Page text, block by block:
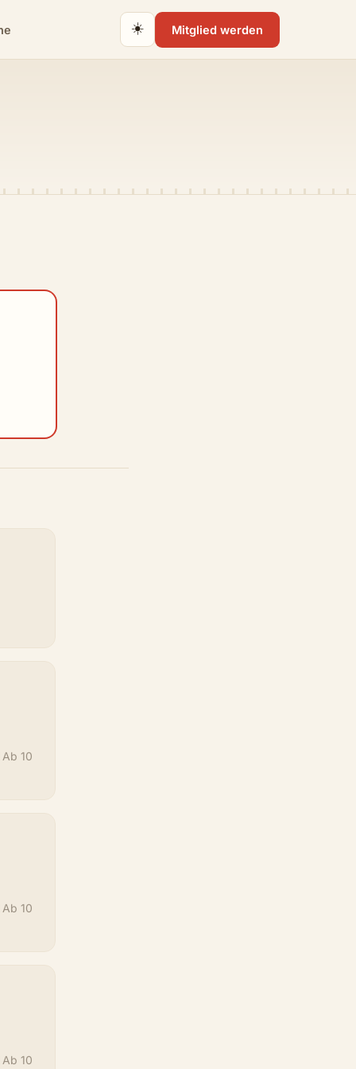
☀️ Mitglied werden
10
10
10